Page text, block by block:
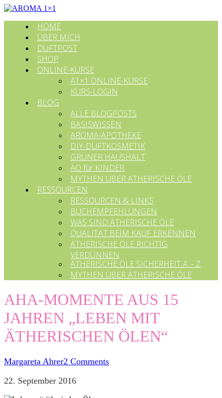
HOME
ÜBER MICH
DUFTPOST
SHOP
ONLINE-KURSE
A1×1 ONLINE-KURSE
KURS-LOGIN
BLOG
ALLE BLOGPOSTS
BASISWISSEN
AROMA-APOTHEKE
DIY-DUFTKOSMETIK
GRÜNER HAUSHALT
ÄÖ für KINDER
MYTHEN ÜBER ÄTHERISCHE ÖLE
RESSOURCEN
RESSOURCEN & LINKS
BUCHEMPFEHLUNGEN
WAS SIND ÄTHERISCHE ÖLE
QUALITÄT BEIM KAUF ERKENNEN
ÄTHERISCHE ÖLE RICHTIG
VERDÜNNEN
ÄTHERISCHE ÖLE SICHERHEIT A – Z
MYTHEN ÜBER ÄTHERISCHE ÖLE
AHA-MOMENTE AUS 15
JAHREN „LEBEN MIT
ÄTHERISCHEN ÖLEN“
Margareta Ahrer2 Comments
22. September 2016